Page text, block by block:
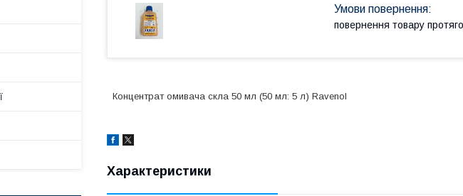
повернення товару
Концентрат омивача скла 50 мл (50 мл: 5 л) Ravenol
Характеристики